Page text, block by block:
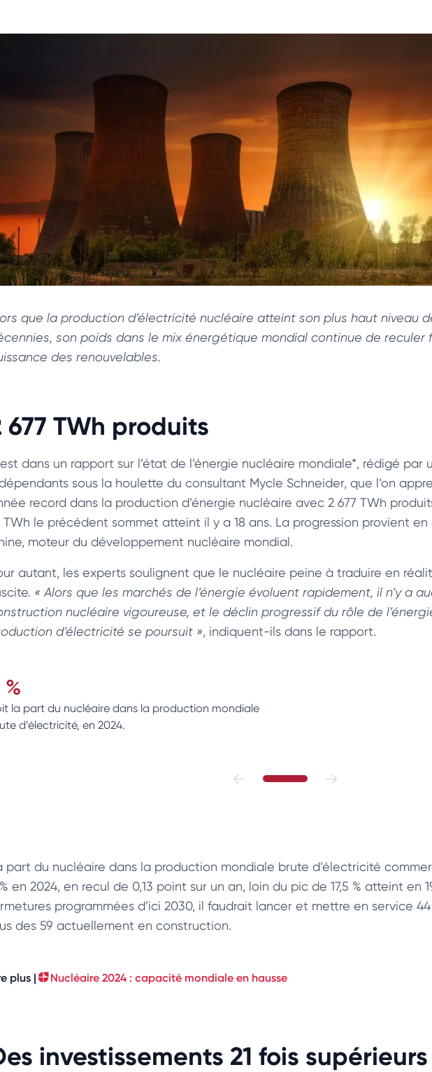
que la production d’électricité nucléaire atteint son plus haut niveau
son poids dans le mix énergétique mondial continue de reculer
des renouvelables.
677 TWh produits
dans un rapport sur l’état de l’énergie nucléaire mondiale*, rédigé par
sous la houlette du consultant Mycle Schneider, que l’on
record dans la production d’énergie nucléaire avec 2 677 TWh
TWh le précédent sommet atteint il y a 18 ans. La progression provient
moteur du développement nucléaire mondial.
autant, les experts soulignent que le nucléaire peine à traduire en
« Alors que les marchés de l’énergie évoluent rapidement, il n’y a
nucléaire vigoureuse, et le déclin progressif du rôle de
d’électricité se poursuit », indiquent-ils dans le rapport.
la part du nucléaire dans la production mondiale
d’électricité, en 2024.
part du nucléaire dans la production mondiale brute d’électricité
en 2024, en recul de 0,13 point sur un an, loin du pic de 17,5 % atteint en
programmées d’ici 2030, il faudrait lancer et mettre en service
des 59 actuellement en construction.
plus | Nucléaire 2024 : capacité mondiale en hausse
investissements 21 fois